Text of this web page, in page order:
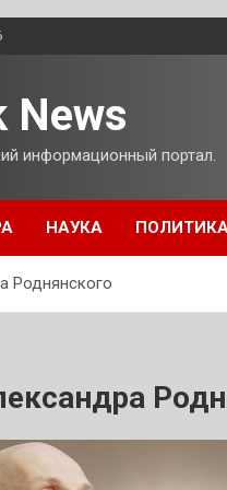
News
информационный портал.
НАУКА
Роднянского